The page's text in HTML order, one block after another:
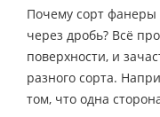
Почему сорт фанеры
через дробь? Всё
поверхности, и
разного сорта.
том, что одна